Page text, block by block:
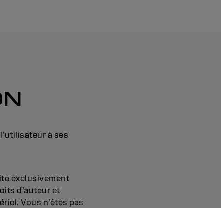
à ses
exclusivement
d’auteur et
Vous n’êtes pas